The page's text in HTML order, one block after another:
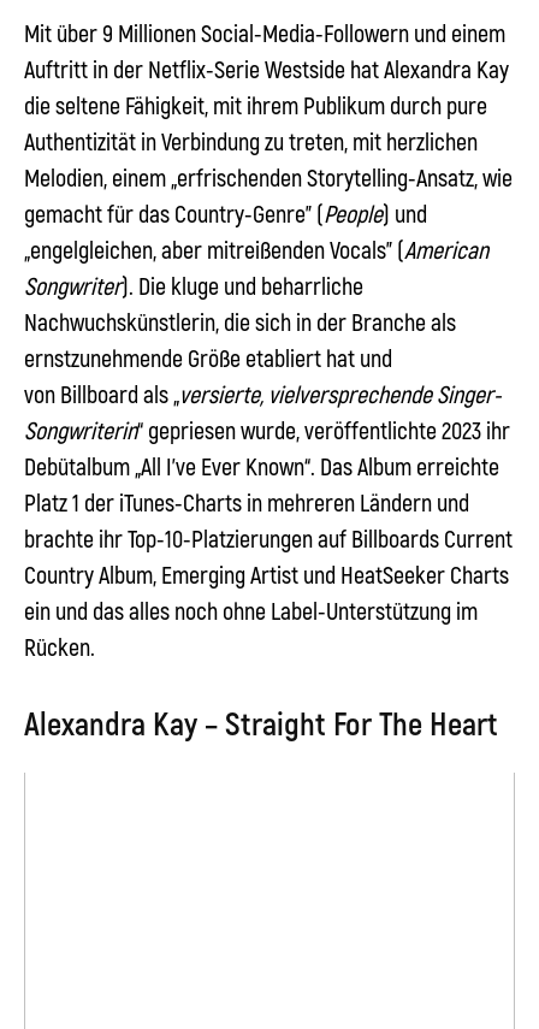
Mit über 9 Millionen Social-Media-Followern und einem
Auftritt in der Netflix-Serie Westside hatAlexandra Kay
die seltene Fähigkeit, mit ihrem Publikum durch pure
Authentizität in Verbindung zu treten, mit herzlichen
Melodien, einem „erfrischenden Storytelling-Ansatz, wie
gemacht für das Country-Genre” (People) und
„engelgleichen, aber mitreißenden Vocals” (American
Songwriter). Die kluge und beharrliche
Nachwuchskünstlerin, die sich in der Branche als
ernstzunehmende Größe etabliert hat und
von Billboard als „versierte, vielversprechende Singer-
Songwriterin“ gepriesen wurde, veröffentlichte 2023 ihr
Debütalbum „All I’ve Ever Known“. Das Album erreichte
Platz 1 der iTunes-Charts in mehreren Ländern und
brachte ihr Top-10-Platzierungen auf Billboards Current
Country Album, Emerging Artist und HeatSeeker Charts
ein und das alles noch ohne Label-Unterstützung im
Rücken.
Alexandra Kay – Straight For The Heart